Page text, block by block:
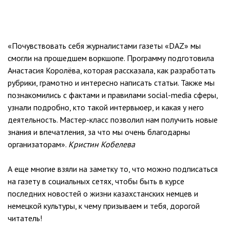
«Почувствовать себя журналистами газеты «DAZ» мы
смогли на прошедшем воркшопе. Программу подготовила
Анастасия Королёва, которая рассказала, как разработать
рубрики, грамотно и интересно написать статьи. Также мы
познакомились с фактами и правилами social-media сферы,
узнали подробно, кто такой интервьюер, и какая у него
деятельность. Мастер-класс позволил нам получить новые
знания и впечатления, за что мы очень благодарны
организаторам». Кристин Кобелева
А еще многие взяли на заметку то, что можно подписаться
на газету в социальных сетях, чтобы быть в курсе
последних новостей о жизни казахстанских немцев и
немецкой культуры, к чему призываем и тебя, дорогой
читатель!